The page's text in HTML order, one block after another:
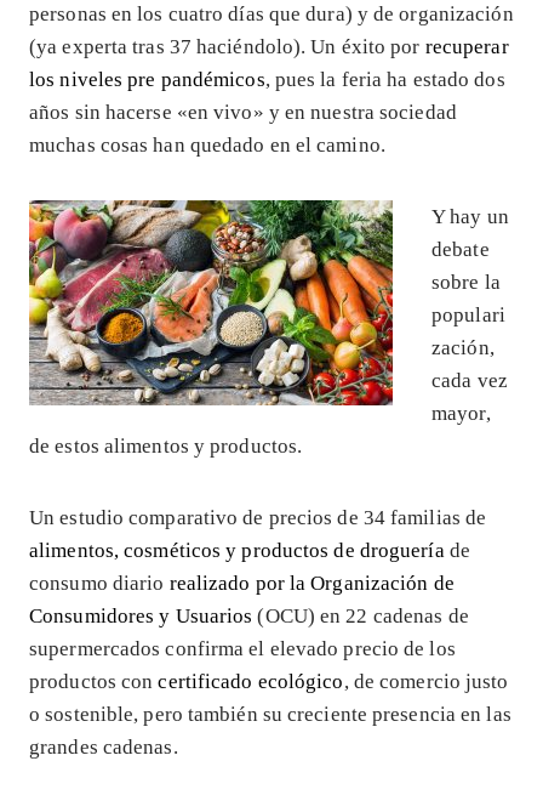
personas en los cuatro días que dura) y de organización
(ya experta tras 37 haciéndolo). Un éxito por recuperar
los niveles pre pandémicos, pues la feria ha estado dos
años sin hacerse «en vivo» y en nuestra sociedad
muchas cosas han quedado en el camino.
Y hay un
debate
sobre la
populari
zación,
cada vez
mayor,
de estos alimentos y productos.
Un estudio comparativo de precios de 34 familias de
alimentos, cosméticos y productos de droguería de
consumo diario realizado por la Organización de
Consumidores y Usuarios (OCU) en 22 cadenas de
supermercados confirma el elevado precio de los
productos concertificado ecológico, de comercio justo
o sostenible, pero también su creciente presencia en las
grandes cadenas.